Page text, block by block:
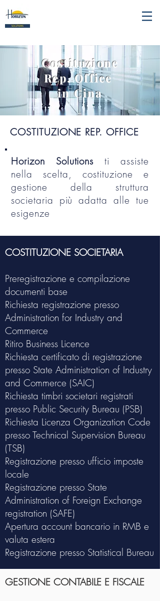
Costituzione
Rep. Office
in Cina
COSTITUZIONE REP. OFFICE
Horizon Solutionsti assiste
nella scelta, costituzione e
gestione della struttura
societaria più adatta alle tue
esigenze
COSTITUZIONE SOCIETARIA
Preregistrazione e compilazione
documenti base
Richiesta registrazione presso
Administration for Industry and
Commerce
Ritiro Business Licence
Richiesta certificato di registrazione
presso State Administration of Industry
and Commerce (SAIC)
Richiesta timbri societari registrati
presso Public Security Bureau (PSB)
Richiesta Licenza Organization Code
presso Technical Supervision Bureau
(TSB)
Registrazione presso ufficio imposte
locale
Registrazione presso State
Administration of Foreign Exchange
registration (SAFE)
Apertura account bancario in RMB e
valuta estera
Registrazione presso Statistical Bureau
GESTIONE CONTABILE E FISCALE